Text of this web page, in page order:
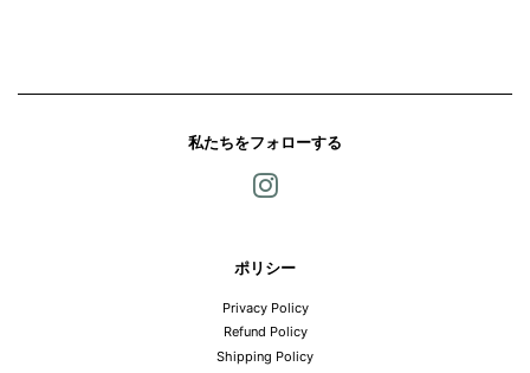
私たちをフォローする
ポリシー
Privacy Policy
Refund Policy
Shipping Policy